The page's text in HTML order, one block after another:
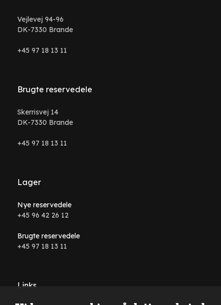
Vejlevej 94-96
DK-7330 Brande
+45 97 18 13 11
Brugte reservedele
Skerrisvej 14
DK-7330 Brande
+45 97 18 13 11
Lager
Nye reservedele
+45 96 42 26 12
Brugte reservedele
+45 97 18 13 11
Links